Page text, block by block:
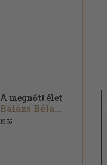
A megnőtt élet
Balázs Béla...
1965